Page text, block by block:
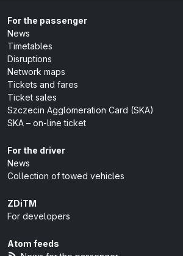
For the passenger
News
Timetables
Disruptions
Network maps
Tickets and fares
Ticket sales
Szczecin Agglomeration Card (SKA)
SKA – on-line ticket
For the driver
News
Collection of towed vehicles
ZDiTM
For developers
Atom feeds